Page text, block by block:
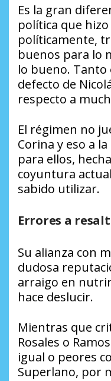
Es la gran
política que
políticamente,
buenos para lo
lo bueno. Tanto
defecto de
respecto a
El régimen no
Corina y eso a
para ellos,
coyuntura
sabido utilizar.
Errores a
Su alianza con
dudosa
arraigo en
hace deslucir.
Mientras que
Rosales o
igual o peores
Superlano, por